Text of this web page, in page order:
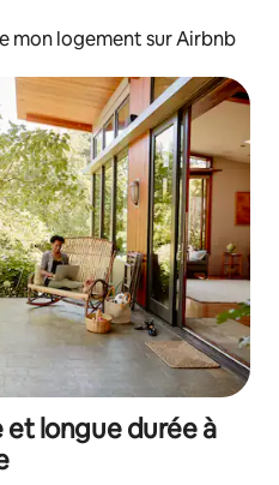
mon logement sur Airbnb
longue durée à